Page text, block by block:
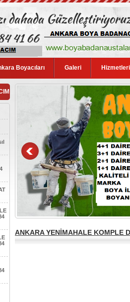
Boyacıları Galeri
ANKARA YENİMAHALE KOMPLE